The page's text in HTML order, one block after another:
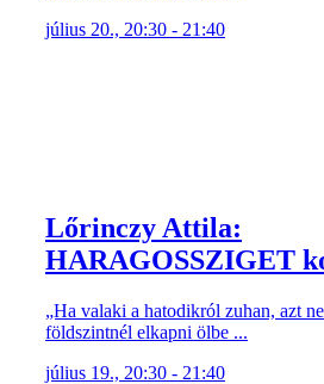
július 20., 20:30 - 21:40
Lőrinczy Attila:
HARAGOSSZIGET
„Ha valaki a hatodikról zuhan, azt
földszintnél elkapni ölbe ...
július 19., 20:30 - 21:40